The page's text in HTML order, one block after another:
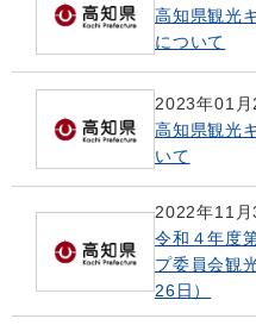
高知県観光
について
2023年01月
高知県観光
いて
2022年11月
令和４年度
プ委員会観
26日）